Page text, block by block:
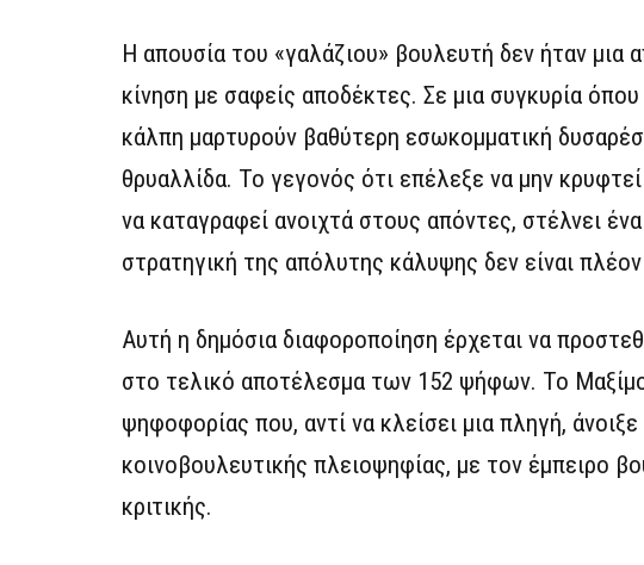
Η απουσία του «γαλάζιου» βουλευτή δεν ήταν μια
κίνηση με σαφείς αποδέκτες. Σε μια συγκυρία
κάλπη μαρτυρούν βαθύτερη εσωκομματική
θρυαλλίδα. Το γεγονός ότι επέλεξε να μην
να καταγραφεί ανοιχτά στους απόντες, στέλνει
στρατηγική της απόλυτης κάλυψης δεν είναι
Αυτή η δημόσια διαφοροποίηση έρχεται να
στο τελικό αποτέλεσμα των 152 ψήφων. Το
ψηφοφορίας που, αντί να κλείσει μια πληγή,
κοινοβουλευτικής πλειοψηφίας, με τον έμπειρο
κριτικής.